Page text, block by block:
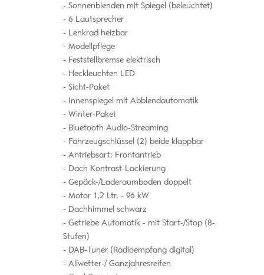
Sonnenblenden mit Spiegel (beleuchtet)
6 Lautsprecher
Lenkrad heizbar
Modellpflege
Feststellbremse elektrisch
Heckleuchten LED
Sicht-Paket
Innenspiegel mit Abblendautomatik
Winter-Paket
Bluetooth Audio-Streaming
Fahrzeugschlüssel (2) beide klappbar
Antriebsart: Frontantrieb
Dach Kontrast-Lackierung
Gepäck-/Laderaumboden doppelt
Motor 1,2 Ltr. - 96 kW
Dachhimmel schwarz
Getriebe Automatik - mit Start-/Stop (8-
Stufen)
DAB-Tuner (Radioempfang digital)
Allwetter-/ Ganzjahresreifen